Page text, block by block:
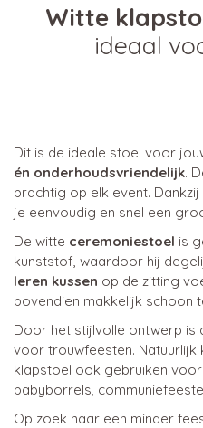
Witte
ideaal
Dit is de ideale stoel voor
én onderhoudsvriendelijk.
prachtig op elk event. Dankzij
je eenvoudig en snel een
De witte ceremoniestoel is
kunststof, waardoor hij
leren kussen op de zitting
bovendien makkelijk schoon
Door het stijlvolle ontwerp is
voor trouwfeesten. Natuurlijk
klapstoel ook gebruiken
babyborrels,
Op zoek naar een minder